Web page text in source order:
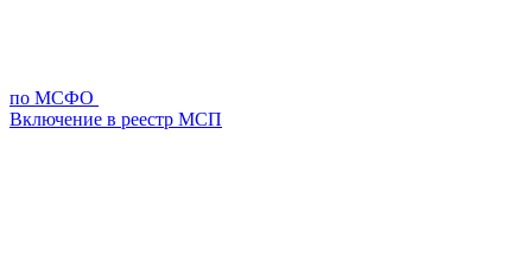
по МСФО
Включение в реестр МСП